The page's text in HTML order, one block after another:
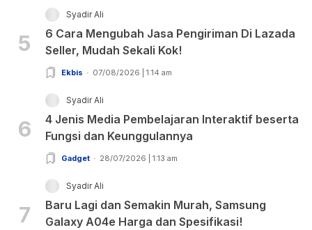
5
Syadir Ali
6 Cara Mengubah Jasa Pengiriman Di Lazada
Seller, Mudah Sekali Kok!
Ekbis 07/08/2026 | 1:14 am
6
Syadir Ali
4 Jenis Media Pembelajaran Interaktif beserta
Fungsi dan Keunggulannya
Gadget 28/07/2026 | 1:13 am
7
Syadir Ali
Baru Lagi dan Semakin Murah, Samsung
Galaxy A04e Harga dan Spesifikasi!